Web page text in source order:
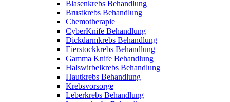
Blasenkrebs Behandlung
Brustkrebs Behandlung
Chemotherapie
CyberKnife Behandlung
Dickdarmkrebs Behandlung
Eierstockkrebs Behandlung
Gamma Knife Behandlung
Halswirbelkrebs Behandlung
Hautkrebs Behandlung
Krebsvorsorge
Leberkrebs Behandlung